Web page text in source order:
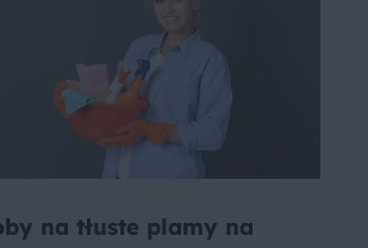
na tłuste plamy na